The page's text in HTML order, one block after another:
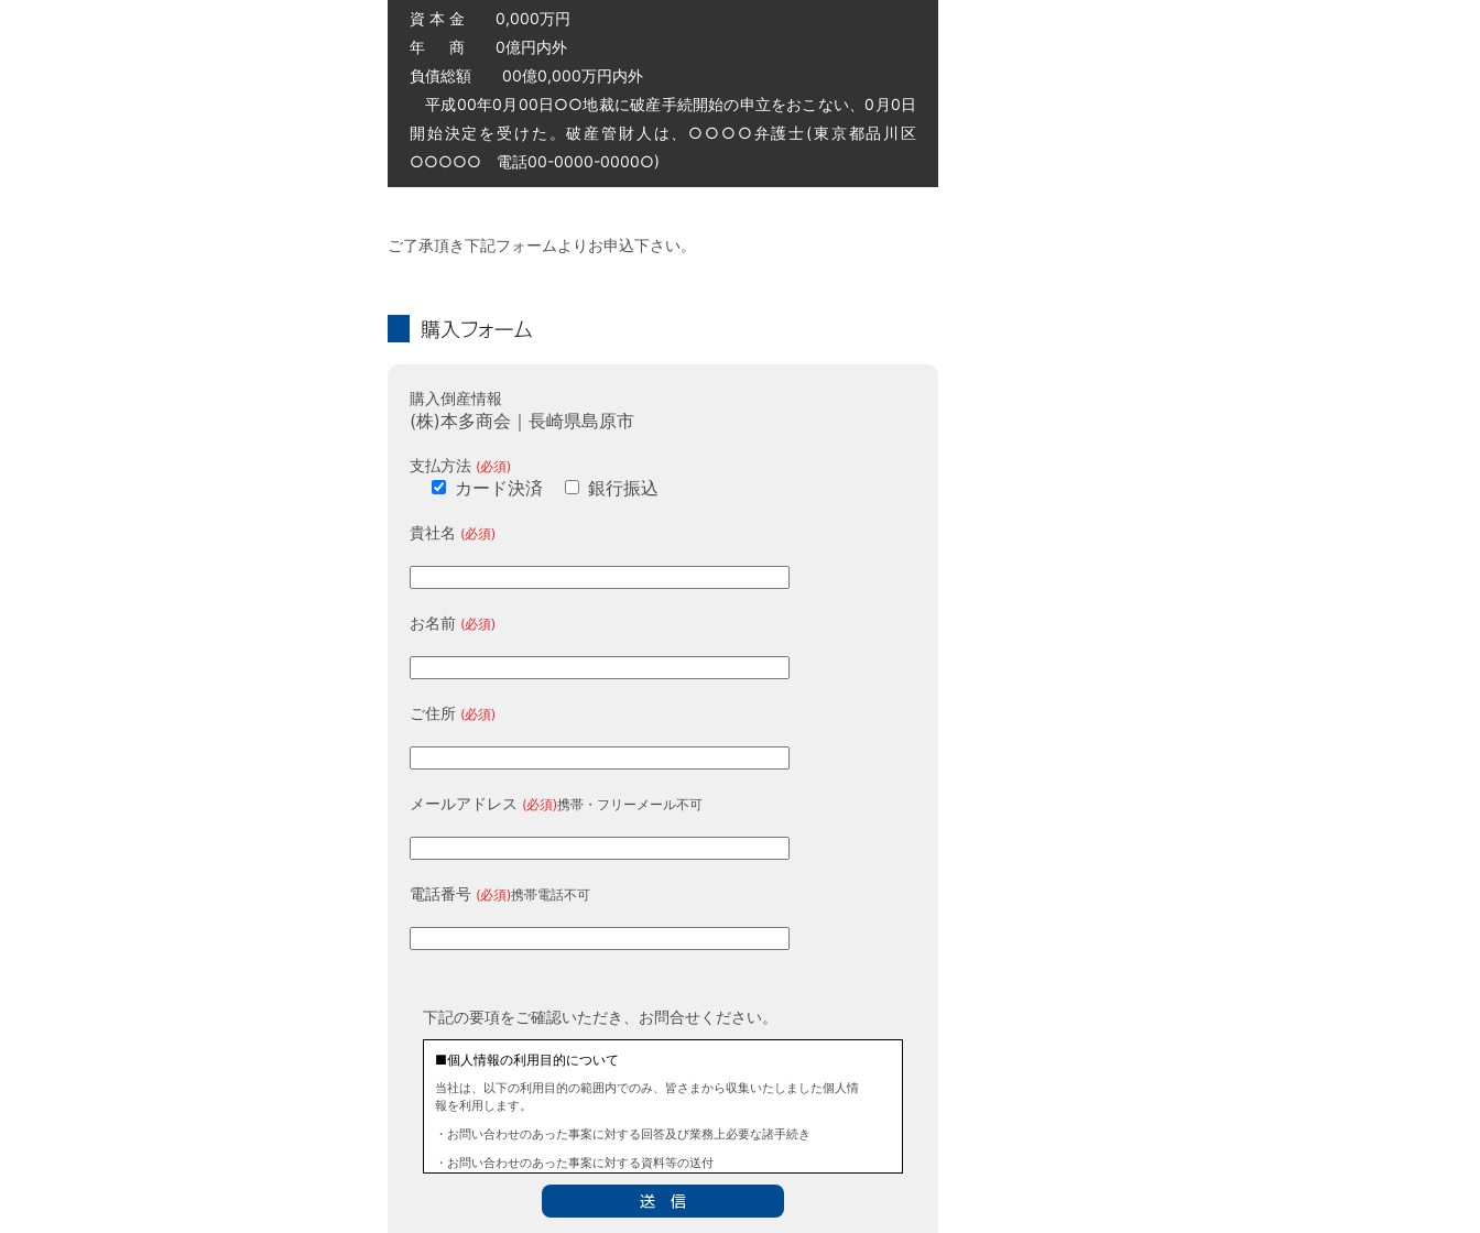
資 本 金 0,000万円
年 商 0億円内外
負債総額 00億0,000万円内外
平成00年0月00日○○地裁に破産手続開始の申立をおこない、0月0日
開始決定を受けた。破産管財人は、○○○○弁護士(東京都品川区
○○○○○ 電話00-0000-0000○)
ご了承頂き下記フォームよりお申込下さい。
購入倒産情報
(株)本多商会｜長崎県島原市
支払方法 (必須)
カード決済 銀行振込
貴社名 (必須)
お名前 (必須)
ご住所 (必須)
メールアドレス (必須)携帯・フリーメール不可
電話番号 (必須)携帯電話不可
下記の要項をご確認いただき、お問合せください。
■個人情報の利用目的について
当社は、以下の利用目的の範囲内でのみ、皆さまから収集いたしました個人情
報を利用します。
・お問い合わせのあった事案に対する回答及び業務上必要な諸手続き
・お問い合わせのあった事案に対する資料等の送付